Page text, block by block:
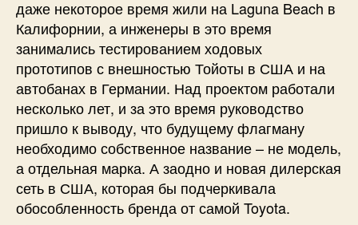
даже некоторое время жили на Laguna Beach в
Калифорнии, а инженеры в это время
занимались тестированием ходовых
прототипов с внешностью Тойоты в США и на
автобанах в Германии. Над проектом работали
несколько лет, и за это время руководство
пришло к выводу, что будущему флагману
необходимо собственное название – не модель,
а отдельная марка. А заодно и новая дилерская
сеть в США, которая бы подчеркивала
обособленность бренда от самой Toyota.